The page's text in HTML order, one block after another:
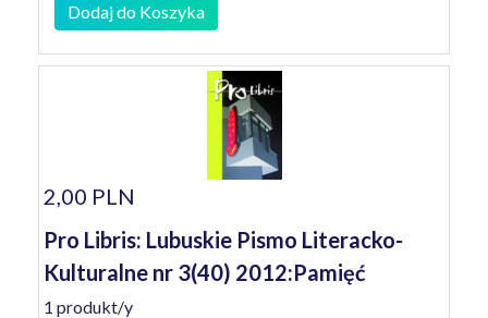
Dodaj do Koszyka
2,00 PLN
Pro Libris: Lubuskie Pismo Literacko-
Kulturalne nr 3(40) 2012:Pamięć
1 produkt/y